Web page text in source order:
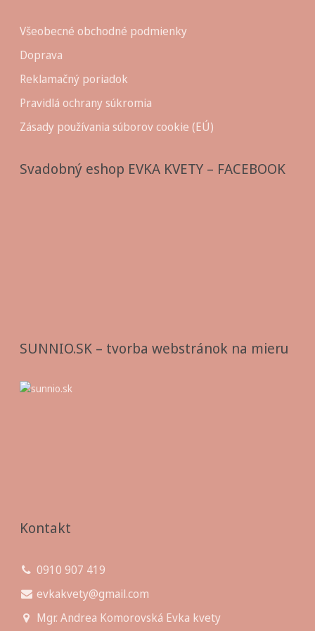
Všeobecné obchodné podmienky
Doprava
Reklamačný poriadok
Pravidlá ochrany súkromia
Zásady používania súborov cookie (EÚ)
Svadobný eshop EVKA KVETY – FACEBOOK
SUNNIO.SK – tvorba webstránok na mieru
Kontakt
0910 907 419
evkakvety@gmail.com
Mgr. Andrea Komorovská Evka kvety